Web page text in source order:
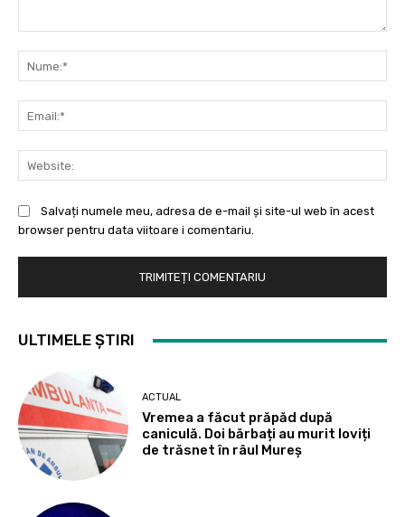
Salvați numele meu, adresa de e-mail și site-ul web în acest
browser pentru data viitoare i comentariu.
ULTIMELE ȘTIRI
ACTUAL
Vremea a făcut prăpăd după
caniculă. Doi bărbați au murit loviți
de trăsnet în râul Mureș